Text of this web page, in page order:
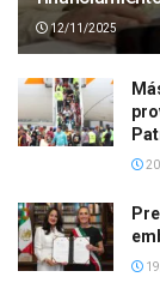
12/11/2025